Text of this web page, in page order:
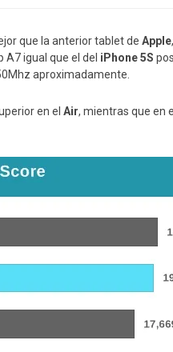
que la anterior tablet de Apple
A7 igual que el del iPhone5S
aproximadamente.
en el Air, mientras que en